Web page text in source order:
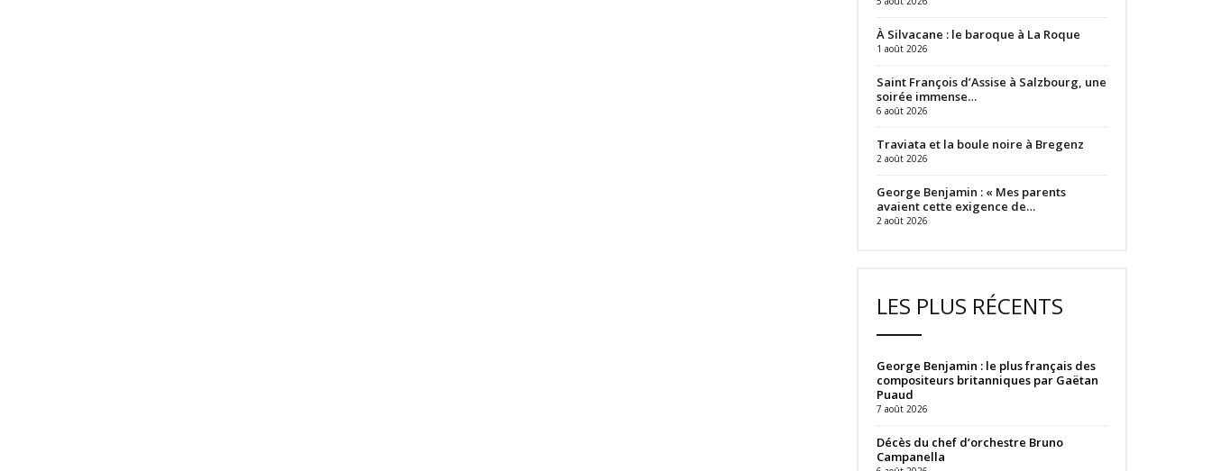
À Silvacane : le baroque à La Roque
1 août 2026
Saint François d’Assise à Salzbourg, une
soirée immense…
6 août 2026
Traviata et la boule noire à Bregenz
2 août 2026
George Benjamin : « Mes parents
avaient cette exigence de…
2 août 2026
LES PLUS RÉCENTS
George Benjamin : le plus français des
compositeurs britanniques par Gaëtan
Puaud
7 août 2026
Décès du chef d’orchestre Bruno
Campanella